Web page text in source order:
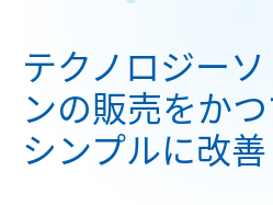
テクノロジー
ンの販売をか
シンプルに改善